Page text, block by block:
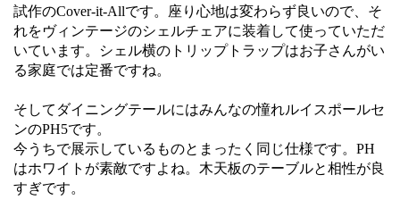
試作のCover-it-Allです。座り心地は変わらず良いので、そ
れをヴィンテージのシェルチェアに装着して使っていただ
いています。シェル横のトリップトラップはお子さんがい
る家庭では定番ですね。
そしてダイニングテールにはみんなの憧れルイスポールセ
ンのPH5です。
今うちで展示しているものとまったく同じ仕様です。PH
はホワイトが素敵ですよね。木天板のテーブルと相性が良
すぎです。